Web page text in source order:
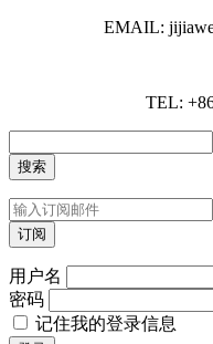
EMAIL:
TEL:
用户名
密码
记住我的登录信息